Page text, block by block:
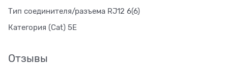
Тип соединителя/разъема RJ12 6(6)
Категория (Cat) 5E
Отзывы